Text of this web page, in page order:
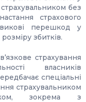
без
страхового
перешкод у
збитків.
страхування
власників
спеціальні
страхувальником
зокрема з